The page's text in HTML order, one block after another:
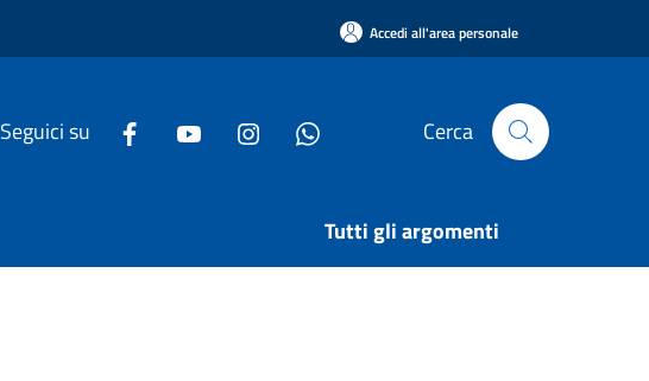
Accedi all'area personale
Seguici su Cerca
Tutti gli argomenti